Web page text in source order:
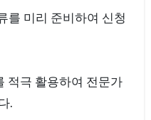
를 미리 준비하여 신청
적극 활용하여 전문가
.